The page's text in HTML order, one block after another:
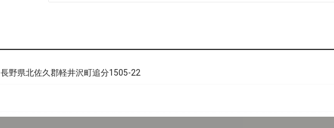
長野県北佐久郡軽井沢町追分1505-22